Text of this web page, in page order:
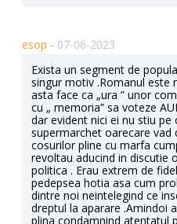
esop - 07-06-2023
Exista un segment de
singur motiv .Romanul este
asta face ca „ura ” unor
cu „ memoria” sa voteze
dar evident nici ei nu stiu pe
supermarchet oarecare
cosurilor pline cu marfa
revoltau aducind in discutie
politica . Erau extrem de
pedepsea hotia asa cum
dintre noi neintelegind ce
dreptul la aparare .Amindoi
plina condamnind atentatul